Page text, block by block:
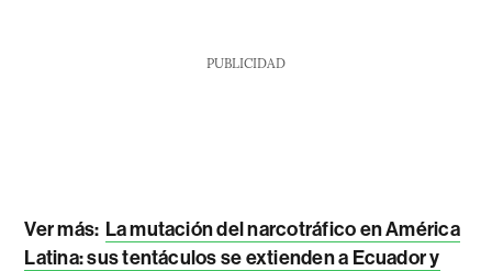
PUBLICIDAD
Ver más: La mutación del narcotráfico en América
Latina: sus tentáculos se extienden a Ecuador y